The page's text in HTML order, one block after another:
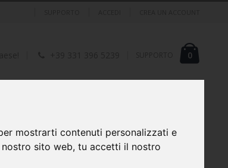
mostrarti contenuti personalizzati e
sito web, tu accetti il nostro
0elementi